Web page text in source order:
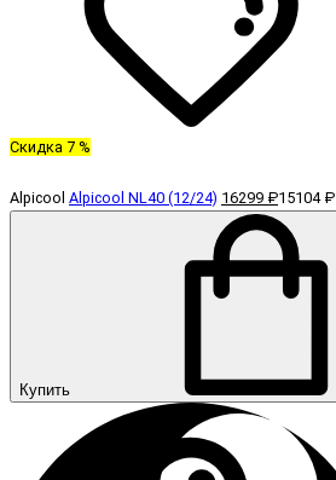
Скидка 7 %
Alpicool Alpicool NL40 (12/24) 16299 ₽15104 ₽
Купить